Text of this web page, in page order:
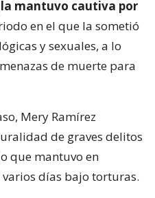
la mantuvo cautiva por
en el que la sometió
y sexuales, a lo
de muerte para
Mery Ramírez
de graves delitos
que mantuvo en
días bajo torturas.